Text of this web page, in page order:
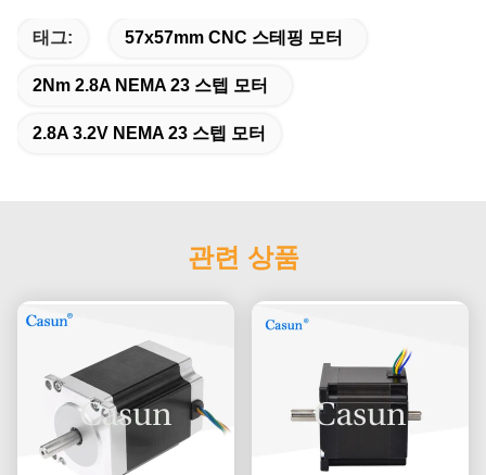
태그: 57x57mm CNC 스테핑 모터
2Nm 2.8A NEMA 23 스텝 모터
2.8A 3.2V NEMA 23 스텝 모터
관련 상품